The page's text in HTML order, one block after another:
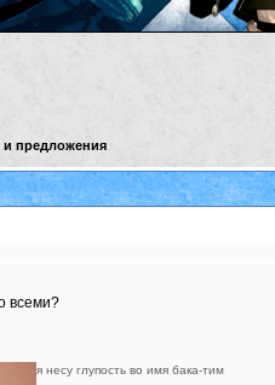
предложения
всеми?
я несу глупость во имя бака-тим